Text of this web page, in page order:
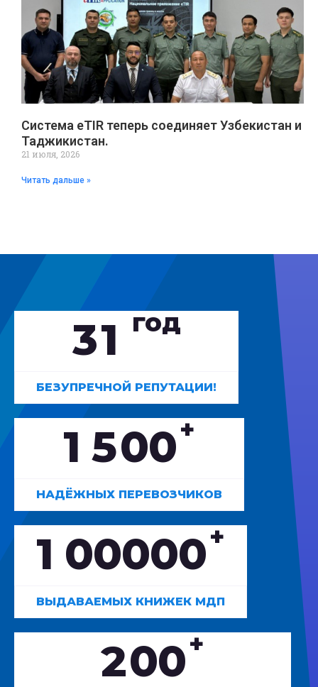
Система eTIR теперь соединяет Узбекистан и
Таджикистан.
21 июля, 2026
Читать дальше »
31 год
БЕЗУПРЕЧНОЙ РЕПУТАЦИИ!
1 500+
НАДЁЖНЫХ ПЕРЕВОЗЧИКОВ
1 00000+
ВЫДАВАЕМЫХ КНИЖЕК МДП
200+